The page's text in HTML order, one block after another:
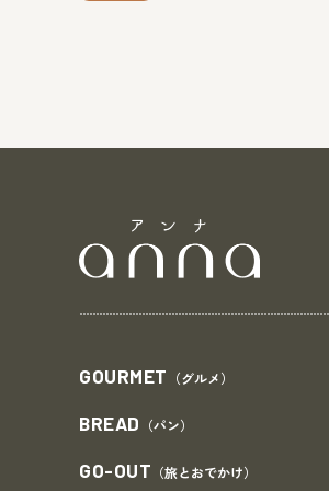
GOURMET （グルメ）
BREAD （パン）
GO-OUT （旅とおでかけ）